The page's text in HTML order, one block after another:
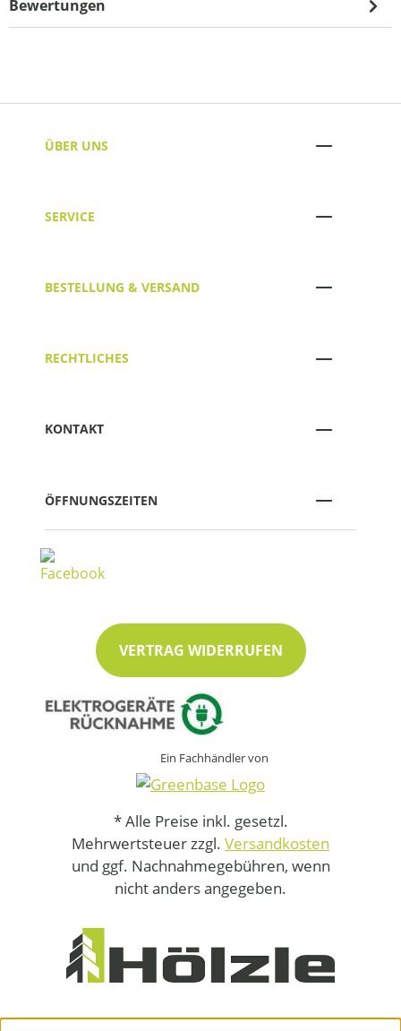
Bewertungen
ÜBER UNS
SERVICE
BESTELLUNG & VERSAND
RECHTLICHES
KONTAKT
ÖFFNUNGSZEITEN
VERTRAG WIDERRUFEN
Ein Fachhändler von
* Alle Preise inkl. gesetzl.
Mehrwertsteuer zzgl. Versandkosten
und ggf. Nachnahmegebühren, wenn
nicht anders angegeben.